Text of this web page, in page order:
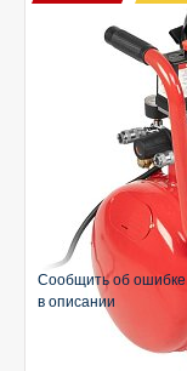
Сообщить об ошибке
в описании